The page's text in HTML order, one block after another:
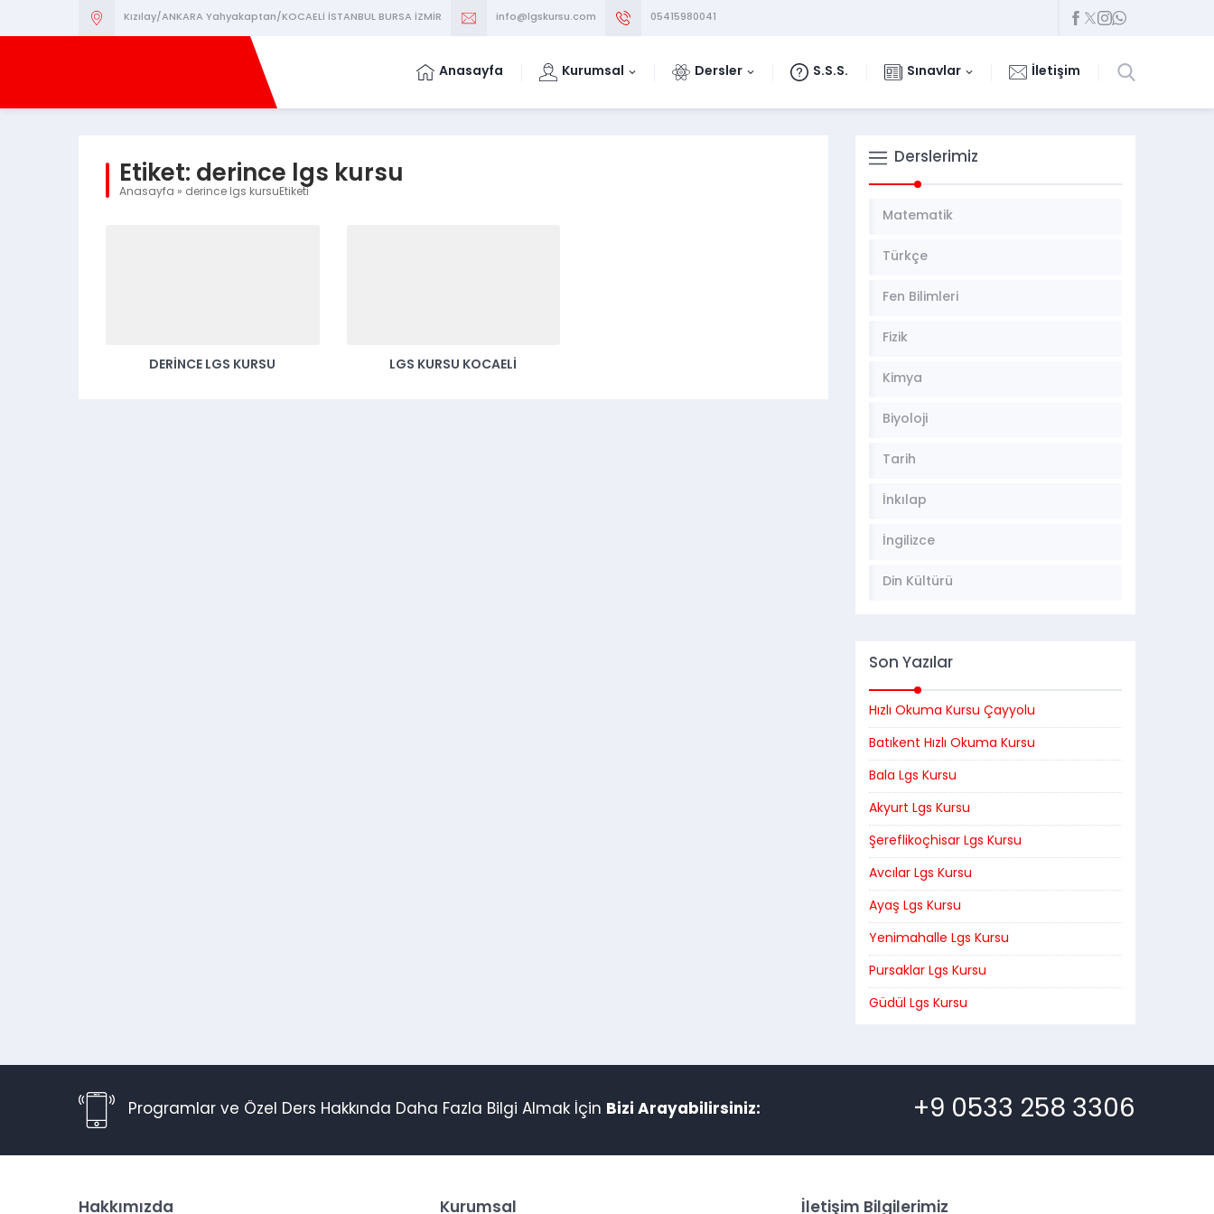
Kızılay/ANKARA Yahyakaptan/KOCAELİ İSTANBUL BURSA İZMİR info@lgskursu.com 05415980041
Anasayfa Kurumsal Dersler S.S.S. Sınavlar İletişim
Etiket: derince lgs kursu
Anasayfa » derince lgs kursuEtiketi
DERINCE LGS KURSU LGS KURSU KOCAELİ
Derslerimiz
Matematik
Türkçe
Fen Bilimleri
Fizik
Kimya
Biyoloji
Tarih
İnkılap
İngilizce
Din Kültürü
Son Yazılar
Hızlı Okuma Kursu Çayyolu
Batıkent Hızlı Okuma Kursu
Bala Lgs Kursu
Akyurt Lgs Kursu
Şereflikoçhisar Lgs Kursu
Avcılar Lgs Kursu
Ayaş Lgs Kursu
Yenimahalle Lgs Kursu
Pursaklar Lgs Kursu
Güdül Lgs Kursu
Programlar ve Özel Ders Hakkında Daha Fazla Bilgi Almak İçin Bizi Arayabilirsiniz: +9 0533 258 3306
Hakkımızda Kurumsal İletişim Bilgilerimiz